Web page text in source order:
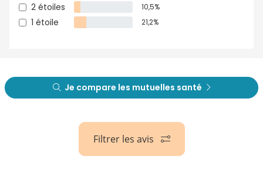
2 étoiles 10,5%
1 étoile 21,2%
Je compare les mutuelles santé
Filtrer les avis